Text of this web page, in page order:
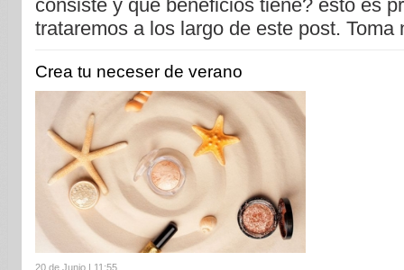
consiste y qué beneficios tiene? esto es
trataremos a los largo de este post. Toma
Crea tu neceser de verano
20 de Junio | 11:55